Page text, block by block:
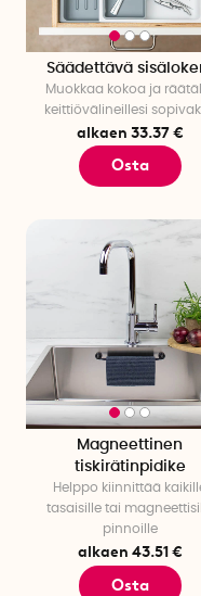
Säädettävä
Muokkaa kokoa ja
keittiövälineillesi
alkaen 33.37 €
Osta
Magneettinen
tiskirätinpidike
Helppo kiinnittää
tasaisille tai
pinnoille
alkaen 43.51 €
Osta